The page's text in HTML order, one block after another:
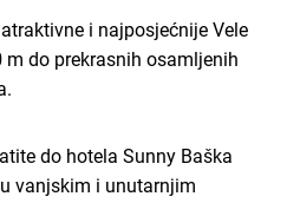
i najposjećnije Vele
m do prekrasnih osamljenih
do hotela Sunny Baška
vanjskim i unutarnjim